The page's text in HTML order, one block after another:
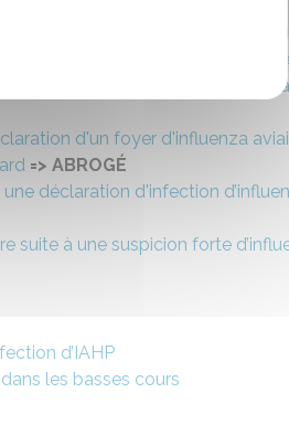
Loiret
suite à une déclaration
Beauchamps-sur-Huillard et
d’infection
d'un foyer d'influenza
=> ABROGÉ
déclaration d'infection
à une suspicion forte
d’IAHP
les basses cours